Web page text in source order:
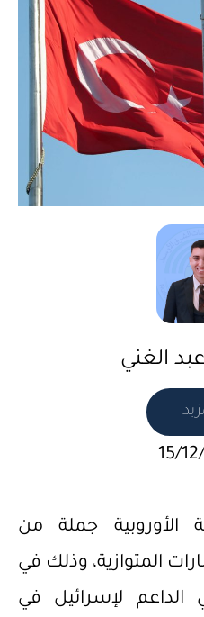
الغني
15/
الأوروبية جملة من
المتوازية، وذلك في
الداعم لإسرائيل في